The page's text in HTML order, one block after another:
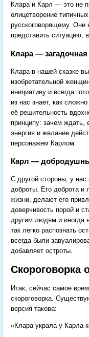
Клара и Карл — это не
олицетворение
русскоговорящему.
представить ситуацию,
Клара —
Клара в нашей сказке
изобретательной
инициативу и всегда
из нас знает, как
её решительность
принципу: зачем ждать,
энергия и желание
персонажем Карлом.
Карл —
С другой стороны, у
доброты. Его доброта и
жизни, делают его
доверчивость порой и
другим людям и иногда
так легко распознать
всегда были
добавляет остроты.
Скороговорка
Итак, сейчас самое
скороговорка.
версия такова:
«Клара украла у Карла